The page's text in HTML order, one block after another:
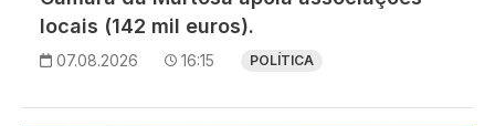
locais (142 mil euros).
07.08.2026 16:15 POLÍTICA